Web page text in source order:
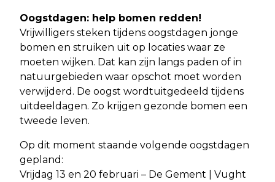
Oogstdagen: help bomen redden!
Vrijwilligers steken tijdens oogstdagen jonge
bomen en struiken uit op locaties waar ze
moeten wijken. Dat kan zijn langs paden of in
natuurgebieden waar opschot moet worden
verwijderd. De oogst wordtuitgedeeld tijdens
uitdeeldagen. Zo krijgen gezonde bomen een
tweede leven.
Op dit moment staande volgende oogstdagen
gepland:
Vrijdag 13 en 20 februari – De Gement | Vught